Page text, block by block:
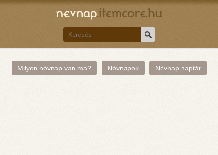
Milyen névnap van ma? Névnapok Névnap naptár